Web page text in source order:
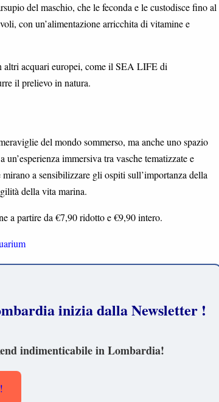
del maschio, che le feconda e le custodisce fino al
con un’alimentazione arricchita di vitamine e
altri acquari europei, come il SEA LIFE di
il prelievo in natura.
del mondo sommerso, ma anche uno spazio
immersiva tra vasche tematizzate e
a sensibilizzare gli ospiti sull’importanza della
della vita marina.
a partire da €7,90 ridotto e €9,90 intero.
inizia dalla Newsletter !
indimenticabile in Lombardia!